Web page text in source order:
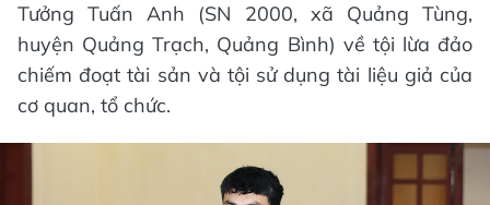
Tưởng Tuấn Anh (SN 2000, xã Quảng Tùng,
huyện Quảng Trạch, Quảng Bình) về tội lừa đảo
chiếm đoạt tài sản và tội sử dụng tài liệu giả của
cơ quan, tổ chức.